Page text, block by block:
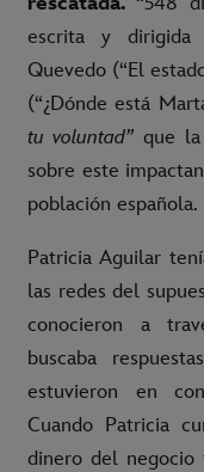
escrita y dirigida
Quevedo (“El
(“¿Dónde está
tu voluntad”que la
sobre este
población española.
Patricia Aguilar
las redes del
conocieron a
buscaba
estuvieron en
Cuando Patricia
dinero del